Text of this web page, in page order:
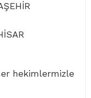
hekimlermizle